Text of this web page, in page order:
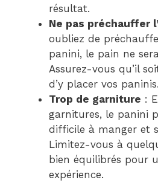
résultat.
Ne pas préchauffer
oubliez de
panini, le pain ne
Assurez-vous qu’il
d’y placer vos paninis.
Trop de garniture :
garnitures, le panini
difficile à manger et
Limitez-vous à
bien équilibrés pour
expérience.